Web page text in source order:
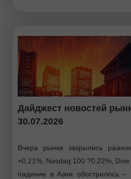
Дайджест новостей
30.07.2026
Вчера рынки закрылись
+0,21%, Nasdaq 100 ?0,22%,
падение в Азии обострилось –